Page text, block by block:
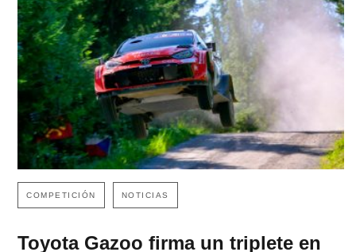
COMPETICIÓN NOTICIAS
Toyota Gazoo firma un triplete en